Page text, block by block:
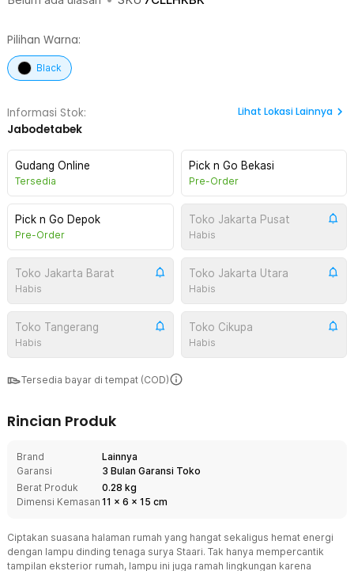
Pilihan Warna:
Black
Informasi Stok:
Jabodetabek
Lihat Lokasi Lainnya
Gudang Online
Tersedia
Pick n Go Bekasi
Pre-Order
Pick n Go Depok
Pre-Order
Toko Jakarta Pusat
Habis
Toko Jakarta Barat
Habis
Toko Jakarta Utara
Habis
Toko Tangerang
Habis
Toko Cikupa
Habis
Tersedia bayar di tempat (COD)
Rincian Produk
Brand
Lainnya
Garansi
3 Bulan Garansi Toko
Berat Produk
0.28 kg
Dimensi Kemasan 11 x 6 x 15 cm
Ciptakan suasana halaman rumah yang hangat sekaligus hemat energi
dengan lampu dinding tenaga surya Staari. Tak hanya mempercantik
tampilan eksterior rumah, lampu ini juga ramah lingkungan karena